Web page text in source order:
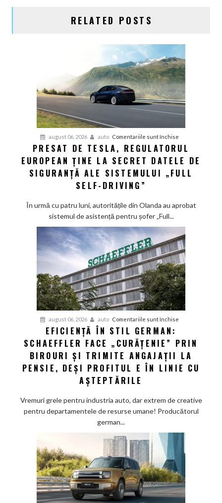
RELATED POSTS
august 06, 2026 auto Comentariile sunt închise
de
Tesla,
ține
datele
de
siguranță
ale
sistemului
„Full
Self-
Driving”
PRESAT DE TESLA, REGULATORUL
EUROPEAN ȚINE LA SECRET DATELE DE
SIGURANȚĂ ALE SISTEMULUI „FULL
SELF-DRIVING”
În urmă cu patru luni, autoritățile din Olanda au aprobat
sistemul de asistență pentru șofer „Full...
august 06, 2026 auto Comentariile sunt închise
în
stil
Schaeffler
pensie,
deși
profitul
EFICIENȚĂ ÎN STIL GERMAN:
SCHAEFFLER FACE „CURĂȚENIE” PRIN
BIROURI ȘI TRIMITE ANGAJAȚII LA
PENSIE, DEȘI PROFITUL E ÎN LINIE CU
AȘTEPTĂRILE
Vremuri grele pentru industria auto, dar extrem de creative
pentru departamentele de resurse umane! Producătorul
german...